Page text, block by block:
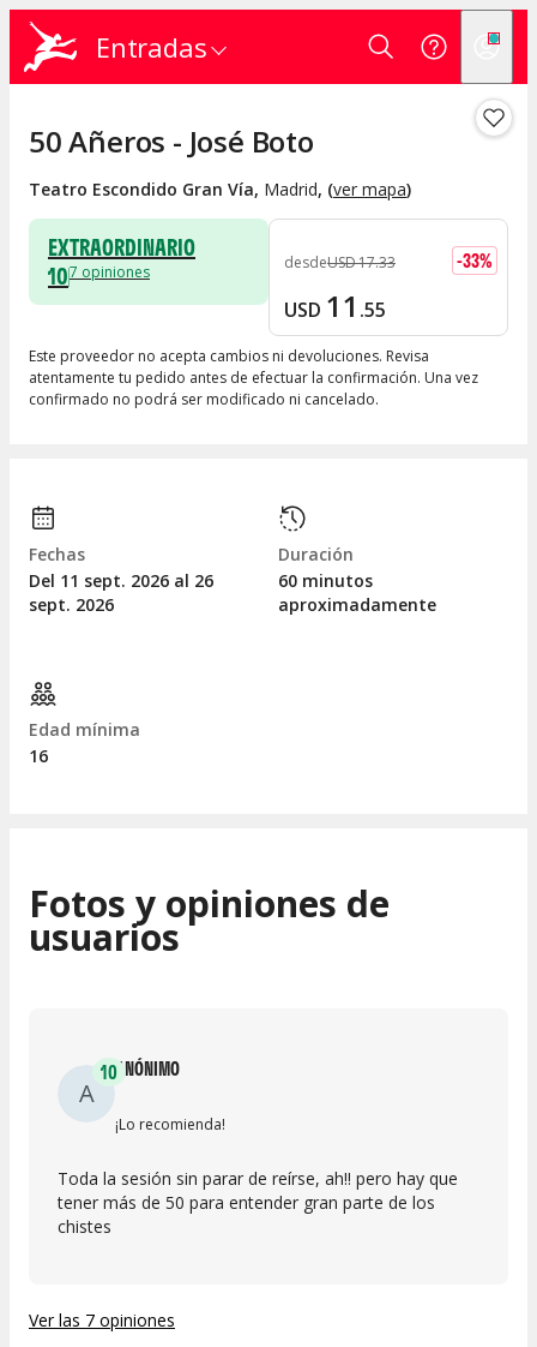
Entradas
50 Añeros - José Boto
Teatro Escondido Gran Vía, Madrid, (ver mapa)
EXTRAORDINARIO
107 opiniones desdeUSD17.33 -33%
USD 11 .55
Este proveedor no acepta cambios ni devoluciones. Revisa
atentamente tu pedido antes de efectuar la confirmación. Una vez
confirmado no podrá ser modificado ni cancelado.
Fechas
Del 11 sept. 2026 al 26
sept. 2026
Duración
60 minutos
aproximadamente
Edad mínima
16
Fotos y opiniones de
usuarios
A
10ANÓNIMO
¡Lo recomienda!
Toda la sesión sin parar de reírse, ah!! pero hay que
tener más de 50 para entender gran parte de los
chistes
Ver las 7 opiniones